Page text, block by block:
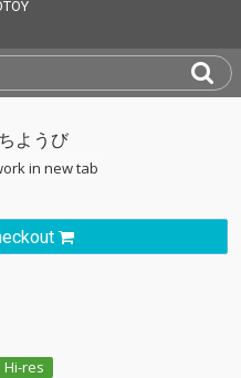
in new tab
Hi-res